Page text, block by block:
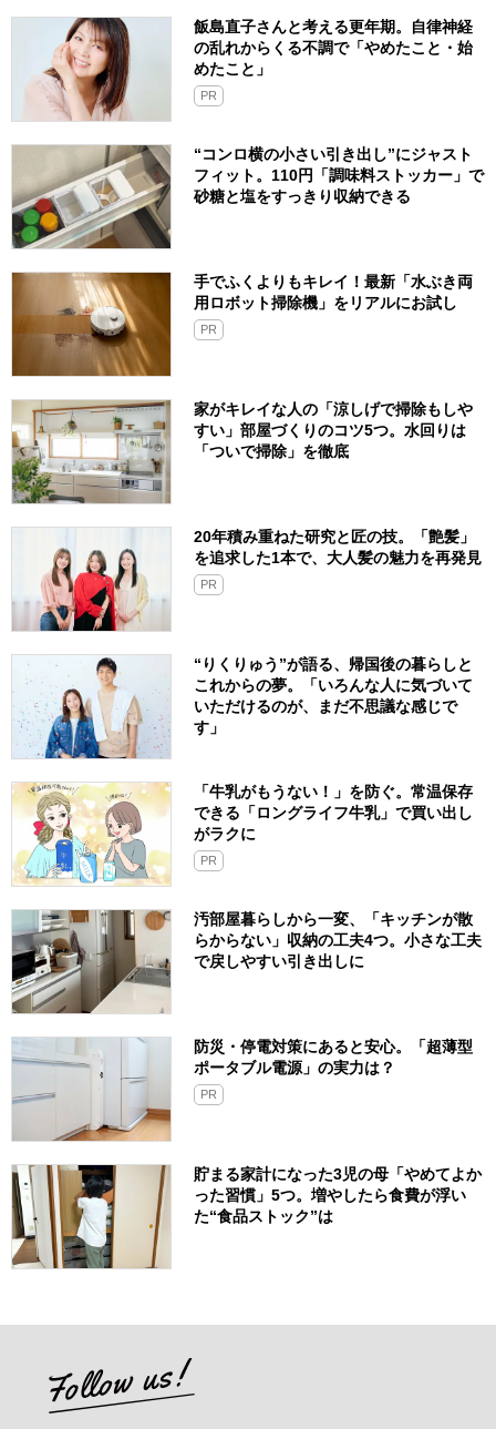
飯島直子さんと考える更年期。自律神経
の乱れからくる不調で「やめたこと・始
めたこと」
PR
“コンロ横の小さい引き出し”にジャスト
フィット。110円「調味料ストッカー」で
砂糖と塩をすっきり収納できる
手でふくよりもキレイ！最新「水ぶき両
用ロボット掃除機」をリアルにお試し
PR
家がキレイな人の「涼しげで掃除もしや
すい」部屋づくりのコツ5つ。水回りは
「ついで掃除」を徹底
20年積み重ねた研究と匠の技。「艶髪」
を追求した1本で、大人髪の魅力を再発見
PR
“りくりゅう”が語る、帰国後の暮らしと
これからの夢。「いろんな人に気づいて
いただけるのが、まだ不思議な感じで
す」
「牛乳がもうない！」を防ぐ。常温保存
できる「ロングライフ牛乳」で買い出し
がラクに
PR
汚部屋暮らしから一変、「キッチンが散
らからない」収納の工夫4つ。小さな工夫
で戻しやすい引き出しに
防災・停電対策にあると安心。「超薄型
ポータブル電源」の実力は？​
PR
貯まる家計になった3児の母「やめてよか
った習慣」5つ。増やしたら食費が浮い
た“食品ストック”は